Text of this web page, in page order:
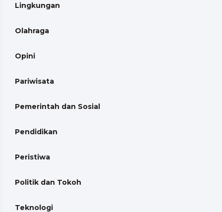
Lingkungan
Olahraga
Opini
Pariwisata
Pemerintah dan Sosial
Pendidikan
Peristiwa
Politik dan Tokoh
Teknologi